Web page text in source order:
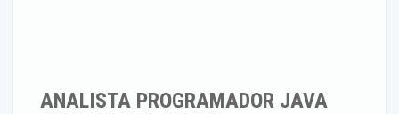
ANALISTA PROGRAMADOR JAVA